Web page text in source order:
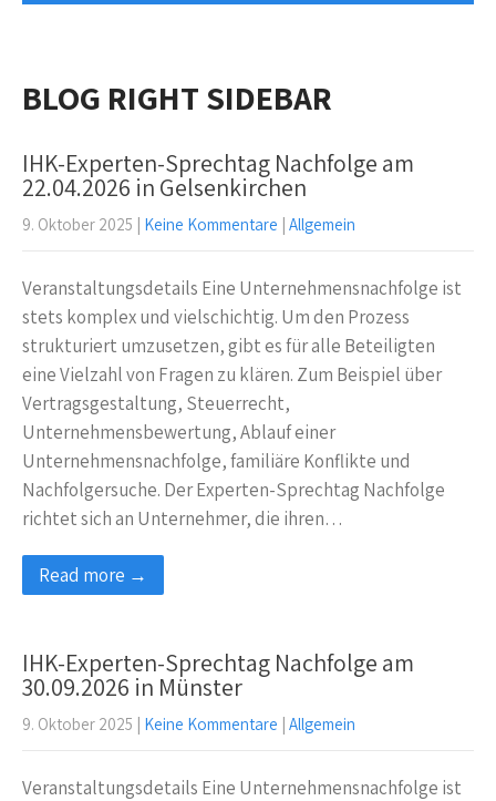
BLOG RIGHT SIDEBAR
IHK-Experten-Sprechtag Nachfolge am
22.04.2026 in Gelsenkirchen
9. Oktober 2025 | Keine Kommentare | Allgemein
Veranstaltungsdetails Eine Unternehmensnachfolge ist
stets komplex und vielschichtig. Um den Prozess
strukturiert umzusetzen, gibt es für alle Beteiligten
eine Vielzahl von Fragen zu klären. Zum Beispiel über
Vertragsgestaltung, Steuerrecht,
Unternehmensbewertung, Ablauf einer
Unternehmensnachfolge, familiäre Konflikte und
Nachfolgersuche. Der Experten-Sprechtag Nachfolge
richtet sich an Unternehmer, die ihren…
Read more →
IHK-Experten-Sprechtag Nachfolge am
30.09.2026 in Münster
9. Oktober 2025 | Keine Kommentare | Allgemein
Veranstaltungsdetails Eine Unternehmensnachfolge ist